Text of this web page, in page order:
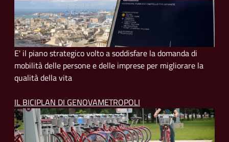
E' il piano strategico volto a soddisfare la domanda di
mobilità delle persone e delle imprese per migliorare la
qualità della vita
IL BICIPLAN DI GENOVAMETROPOLI